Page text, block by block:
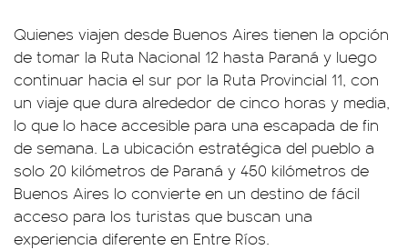
Quienes viajen desde Buenos Aires tienen la opción
de tomar la Ruta Nacional 12 hasta Paraná y luego
continuar hacia el sur por la Ruta Provincial 11, con
un viaje que dura alrededor de cinco horas y media,
lo que lo hace accesible para una escapada de fin
de semana. La ubicación estratégica del pueblo a
solo 20 kilómetros de Paraná y 450 kilómetros de
Buenos Aires lo convierte en un destino de fácil
acceso para los turistas que buscan una
experiencia diferente en Entre Ríos.